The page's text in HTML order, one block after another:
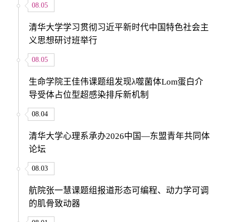
08.05
清华大学学习贯彻习近平新时代中国特色社会主
义思想研讨班举行
08.05
生命学院王佳伟课题组发现λ噬菌体Lom蛋白介
导受体占位型超感染排斥新机制
08.04
清华大学心理系承办2026中国—东盟青年共同体
论坛
08.03
航院张一慧课题组报道形态可编程、动力学可调
的肌骨致动器